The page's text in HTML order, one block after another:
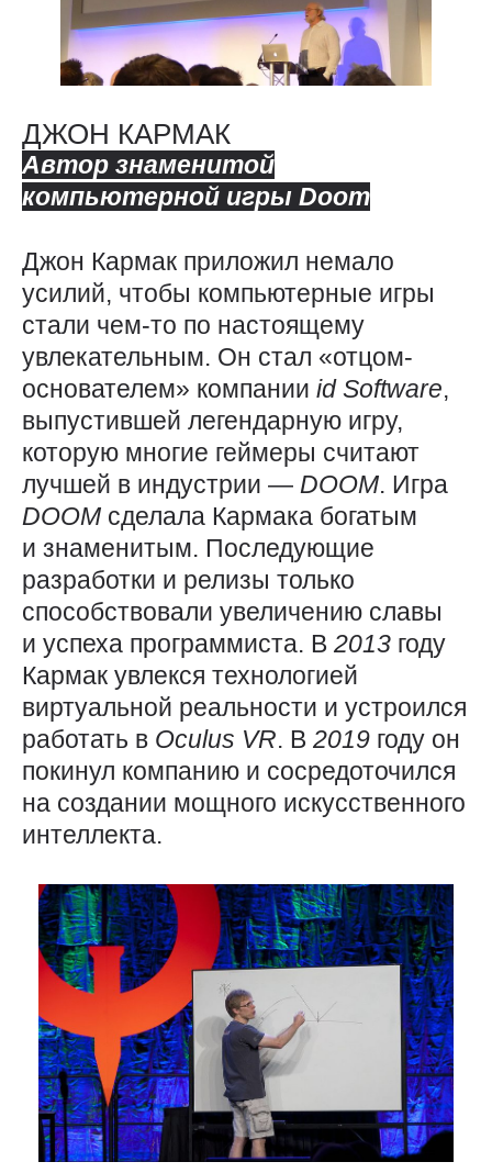
ДЖОН КАРМАК
Автор знаменитой
компьютерной игры Doom
Джон Кармак приложил немало
усилий, чтобы компьютерные игры
стали чем-то по настоящему
увлекательным. Он стал «отцом-
основателем» компании idSoftware,
выпустившей легендарную игру,
которую многие геймеры считают
лучшей в индустрии — DOOM. Игра
DOOM сделала Кармака богатым
и знаменитым. Последующие
разработки и релизы только
способствовали увеличению славы
и успеха программиста. В 2013 году
Кармак увлекся технологией
виртуальной реальности и устроился
работать в Oculus VR. В 2019 году он
покинул компанию и сосредоточился
на создании мощного искусственного
интеллекта.